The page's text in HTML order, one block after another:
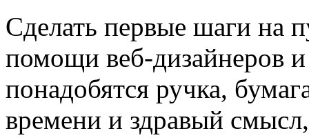
Сделать первые шаги на
помощи веб-дизайнеров
понадобятся ручка,
времени и здравый